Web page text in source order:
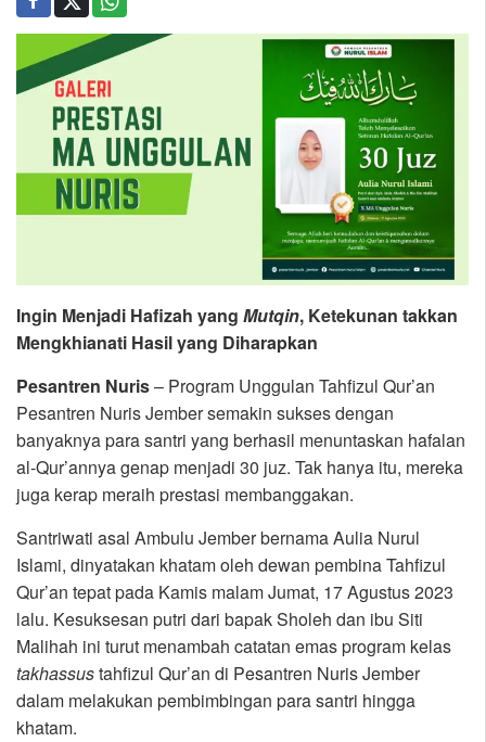
Ingin Menjadi Hafizah yang Mutqin, Ketekunan takkan
Mengkhianati Hasil yang Diharapkan
Pesantren Nuris– Program Unggulan Tahfizul Qur’an
Pesantren Nuris Jember semakin sukses dengan
banyaknya para santri yang berhasil menuntaskan hafalan
al-Qur’annya genap menjadi 30 juz. Tak hanya itu, mereka
juga kerap meraih prestasi membanggakan.
Santriwati asal Ambulu Jember bernama Aulia Nurul
Islami, dinyatakan khatam oleh dewan pembina Tahfizul
Qur’an tepat pada Kamis malam Jumat, 17 Agustus 2023
lalu. Kesuksesan putri dari bapak Sholeh dan ibu Siti
Malihah ini turut menambah catatan emas program kelas
takhassustahfizul Qur’an di Pesantren Nuris Jember
dalam melakukan pembimbingan para santri hingga
khatam.